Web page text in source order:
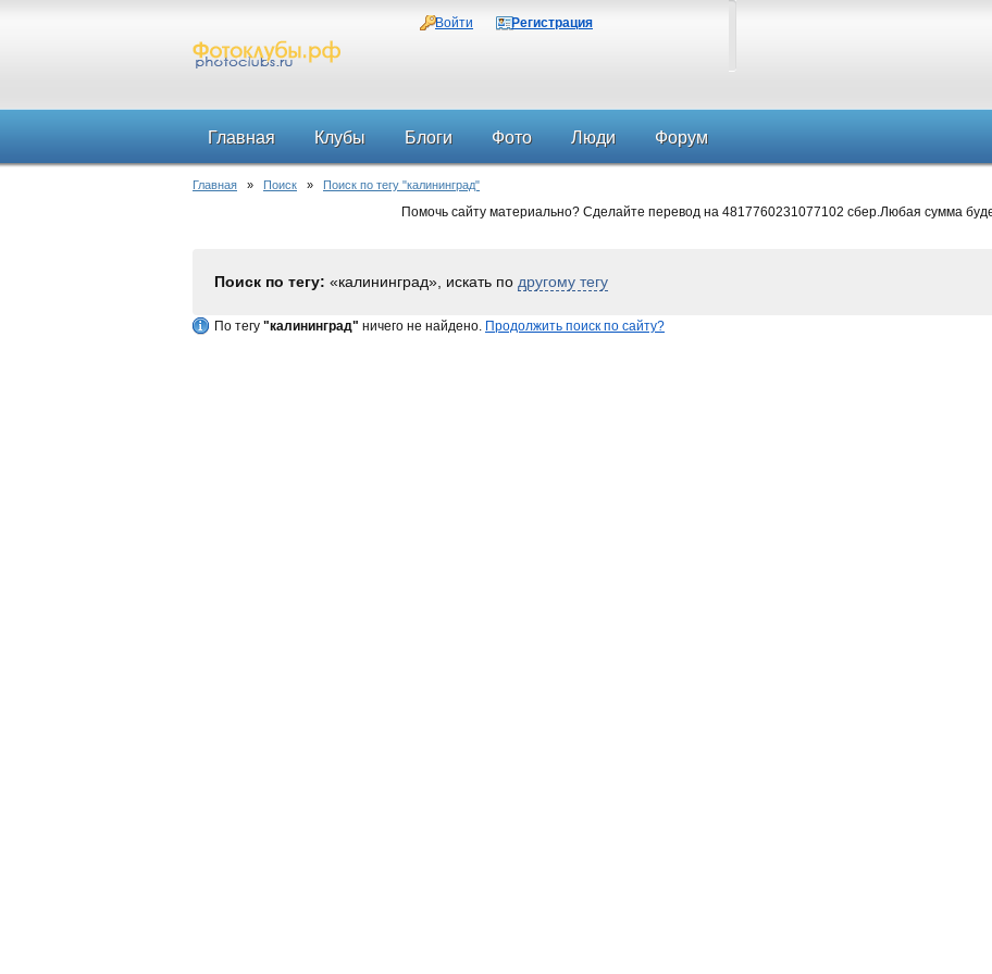
Войти Регистрация
Главная Клубы Блоги Фото Люди Форум
Главная » Поиск » Поиск по тегу "калининград"
Помочь сайту материально? Сделайте перевод на 4817760231077102 сбер.Любая сумма
Поиск по тегу: «калининград», искать по другому тегу
По тегу "калининград" ничего не найдено. Продолжить поиск по сайту?